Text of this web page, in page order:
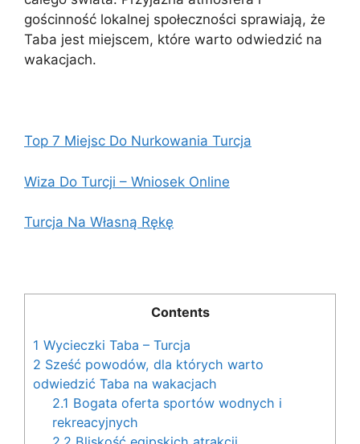
gościnność lokalnej społeczności sprawiają, że
Taba jest miejscem, które warto odwiedzić na
wakacjach.
Top 7 Miejsc Do Nurkowania Turcja
Wiza Do Turcji – Wniosek Online
Turcja Na Własną Rękę
Contents
1 Wycieczki Taba – Turcja
2 Sześć powodów, dla których warto
odwiedzić Taba na wakacjach
2.1 Bogata oferta sportów wodnych i
rekreacyjnych